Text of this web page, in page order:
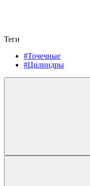
Теги
#Точечные
#Цилиндры